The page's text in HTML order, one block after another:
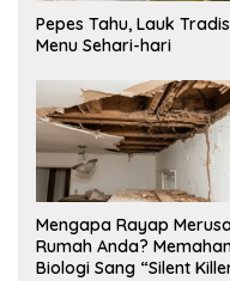
Pepes Tahu, Lauk
Menu Sehari-hari
Mengapa Rayap
Rumah Anda?
Biologi Sang “Silent